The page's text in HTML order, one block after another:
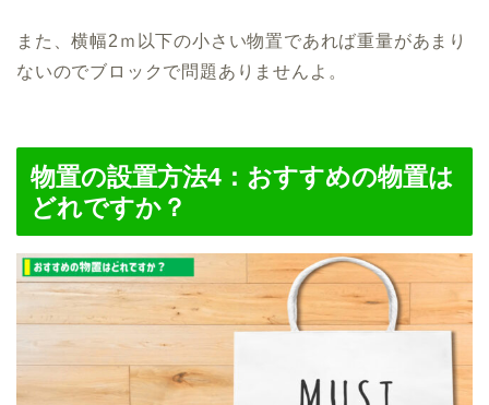
また、横幅2ｍ以下の小さい物置であれば重量があまり
ないのでブロックで問題ありませんよ。
物置の設置方法4：おすすめの物置は
どれですか？